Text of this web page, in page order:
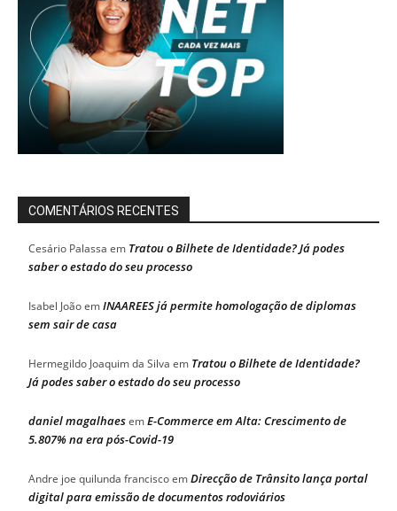
COMENTÁRIOS RECENTES
Cesário Palassa em Tratou o Bilhete de Identidade? Já podes
saber o estado do seu processo
Isabel JoãoemINAAREES já permite homologação de diplomas
sem sair de casa
Hermegildo Joaquim da Silva em Tratou o Bilhete de Identidade?
Já podes saber o estado do seu processo
daniel magalhaesemE-Commerce em Alta: Crescimento de
5.807% na era pós-Covid-19
Andre joe quilunda franciscoemDirecção de Trânsito lança portal
digital para emissão de documentos rodoviários